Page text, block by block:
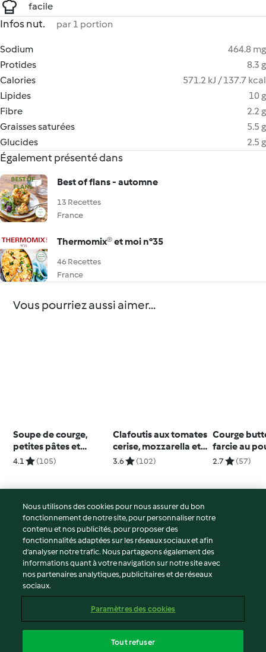
facile
Infos nut. par 1 portion
Sodium
464.8 mg
Protides
8.3 g
Calories
571.2 kJ / 137.7 kcal
Lipides
10 g
Fibre
2.2 g
Graisses saturées
5.5 g
Glucides
2.5 g
Également présenté dans
Best of flans - automne
13 Recettes
France
Thermomix® et moi n°35
46 Recettes
France
Vous pourriez aussi aimer...
Soupe de courge,
petites pâtes et
chorizo
4.1 (105)
Clafoutis aux tomates
cerise, mozzarella et
basilic
3.6 (102)
Courge
farcie au
2.7 (57)
© Copyright 2026
Conditions d'utilisation
Politique de confidentialité
Non-responsabilité
Mentions légales
Contenu du rapport
Nous utilisons des cookies pour nous assurer du bon
fonctionnement de notre site, pour personnaliser notre
contenu et nos publicités, pour proposer des
fonctionnalités adaptées sur les réseaux sociaux et afin
d’analyser notre trafic. Nous partageons également des
informations quant à votre navigation sur notre site avec
nos partenaires analytiques, publicitaires et de réseaux
sociaux.
Paramètres des cookies
Tout refuser